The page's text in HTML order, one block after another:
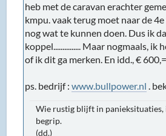
heb met de caravan erachter
kmpu. vaak terug moet naar de
nog wat te kunnen doen. Dus ik
koppel............... Maar nogmaals, ik
of ik dit ga merken. En idd., €
ps. bedrijf :www.bullpower.nl .
Wie rustig blijft in panieksituaties,
begrip.
(dd.)